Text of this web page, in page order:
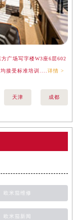
广场写字楼W3座6层602
接受标准培训....详情 >
天津 成都
欧米茄维修
欧米茄新闻